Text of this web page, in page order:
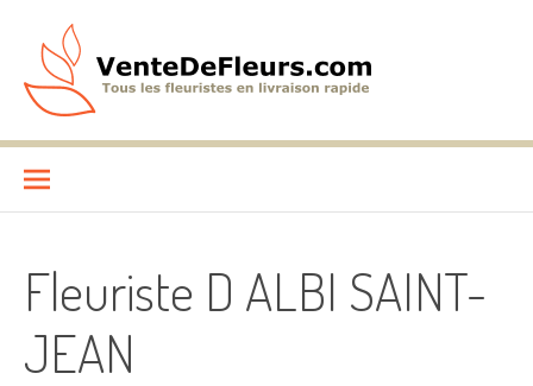
contenu
VenteDeFleurs.com
Fleuriste D ALBI SAINT-
JEAN